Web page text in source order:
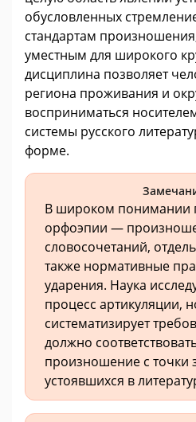
обусловленных
стандартам
уместным для широкого
дисциплина позволяет
региона проживания и
восприниматься
системы русского
форме.
В широком понимании
орфоэпии —
словосочетаний,
также нормативные
ударения. Наука
процесс артикуляции,
систематизирует
должно
произношение с точки
устоявшихся в